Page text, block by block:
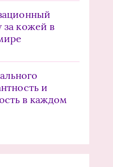
за кожей в
и
в каждом